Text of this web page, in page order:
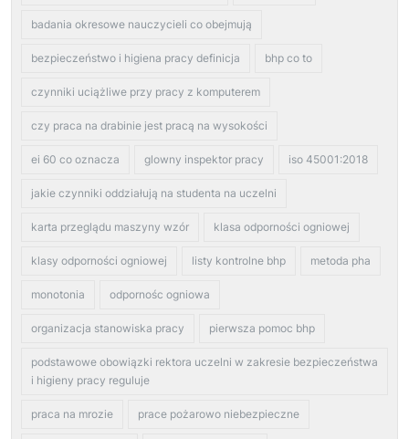
badania okresowe nauczycieli co obejmują
bezpieczeństwo i higiena pracy definicja bhp co to
czynniki uciążliwe przy pracy z komputerem
czy praca na drabinie jest pracą na wysokości
ei 60 co oznacza glowny inspektor pracy iso 45001:2018
jakie czynniki oddziałują na studenta na uczelni
karta przeglądu maszyny wzór klasa odporności ogniowej
klasy odporności ogniowej listy kontrolne bhp metoda pha
monotonia odpornośc ogniowa
organizacja stanowiska pracy pierwsza pomoc bhp
podstawowe obowiązki rektora uczelni w zakresie bezpieczeństwa
i higieny pracy reguluje
praca na mrozie prace pożarowo niebezpieczne